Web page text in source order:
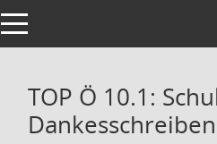
Toggle navigation
TOP Ö 10.1: